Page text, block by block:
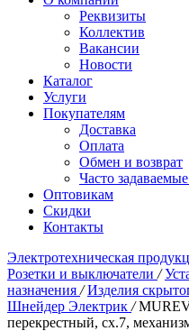
Реквизиты
Коллектив
Вакансии
Новости
Каталог
Услуги
Покупателям
Доставка
Оплата
Обмен и возврат
Часто
Оптовикам
Скидки
Контакты
Электротехническая
Розетки и выключатели /
назначения / Изделия
Шнейдер Электрик /
перекрестный, сх.7,